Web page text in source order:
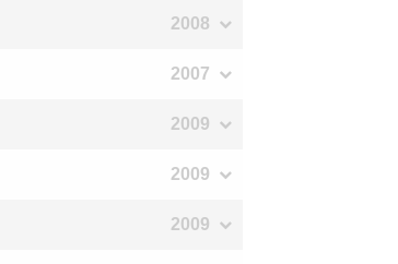
2008
2007
2009
2009
2009